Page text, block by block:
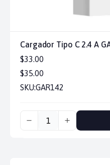
Cargador Tipo C 2.4 A
$33.00
$35.00
SKU:GAR142